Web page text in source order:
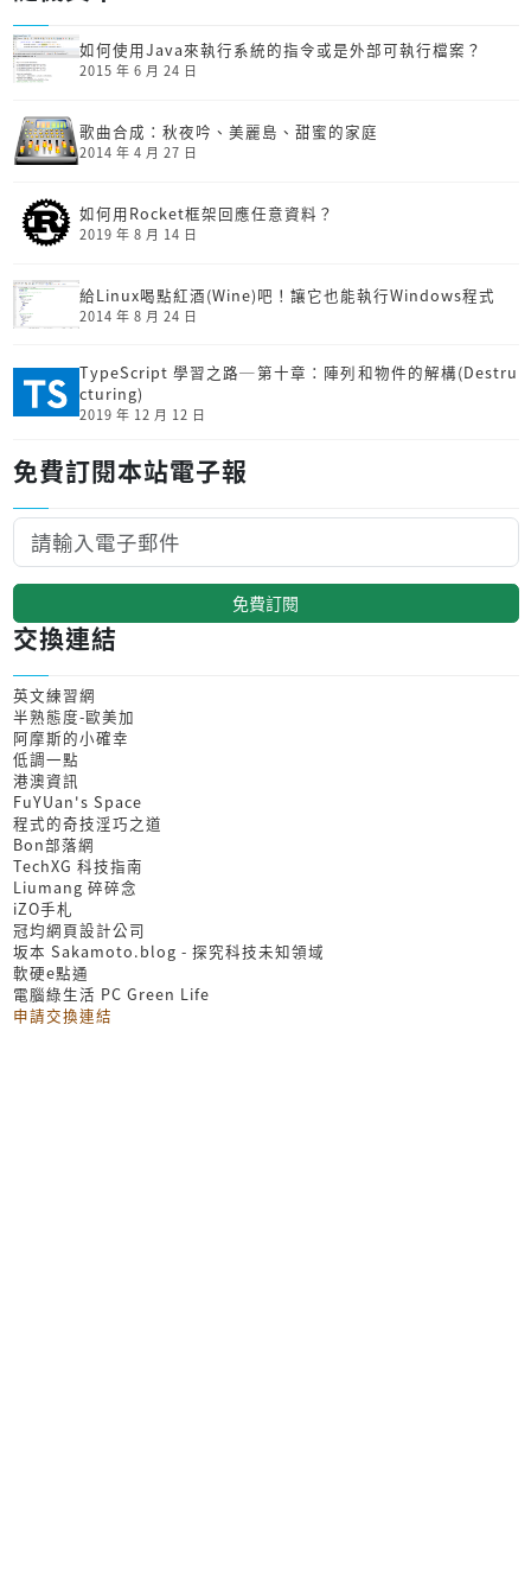
如何使用Java來執行系統的指令或是外部可執行檔案？
2015 年 6 月 24 日
歌曲合成：秋夜吟、美麗島、甜蜜的家庭
2014 年 4 月 27 日
如何用Rocket框架回應任意資料？
2019 年 8 月 14 日
給Linux喝點紅酒(Wine)吧！讓它也能執行Windows程式
2014 年 8 月 24 日
TypeScript 學習之路─第十章：陣列和物件的解構(Destru
cturing)
2019 年 12 月 12 日
免費訂閱本站電子報
免費訂閱
交換連結
英文練習網
半熟態度-歐美加
阿摩斯的小確幸
低調一點
港澳資訊
FuYUan's Space
程式的奇技淫巧之道
Bon部落網
TechXG 科技指南
Liumang 碎碎念
iZO手札
冠均網頁設計公司
坂本 Sakamoto.blog - 探究科技未知領域
軟硬e點通
電腦綠生活 PC Green Life
申請交換連結